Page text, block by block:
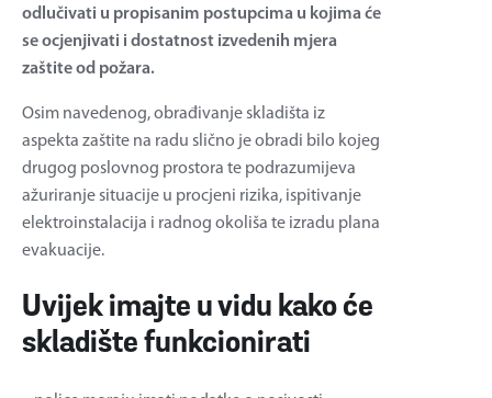
odlučivati u propisanim postupcima u kojima će
se ocjenjivati i dostatnost izvedenih mjera
zaštite od požara.
Osim navedenog, obrađivanje skladišta iz
aspekta zaštite na radu slično je obradi bilo kojeg
drugog poslovnog prostora te podrazumijeva
ažuriranje situacije u procjeni rizika, ispitivanje
elektroinstalacija i radnog okoliša te izradu plana
evakuacije.
Uvijek imajte u vidu kako će
skladište funkcionirati